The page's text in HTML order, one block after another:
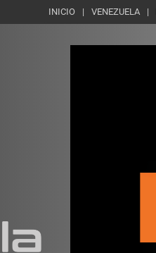
INICIO VENEZUELA